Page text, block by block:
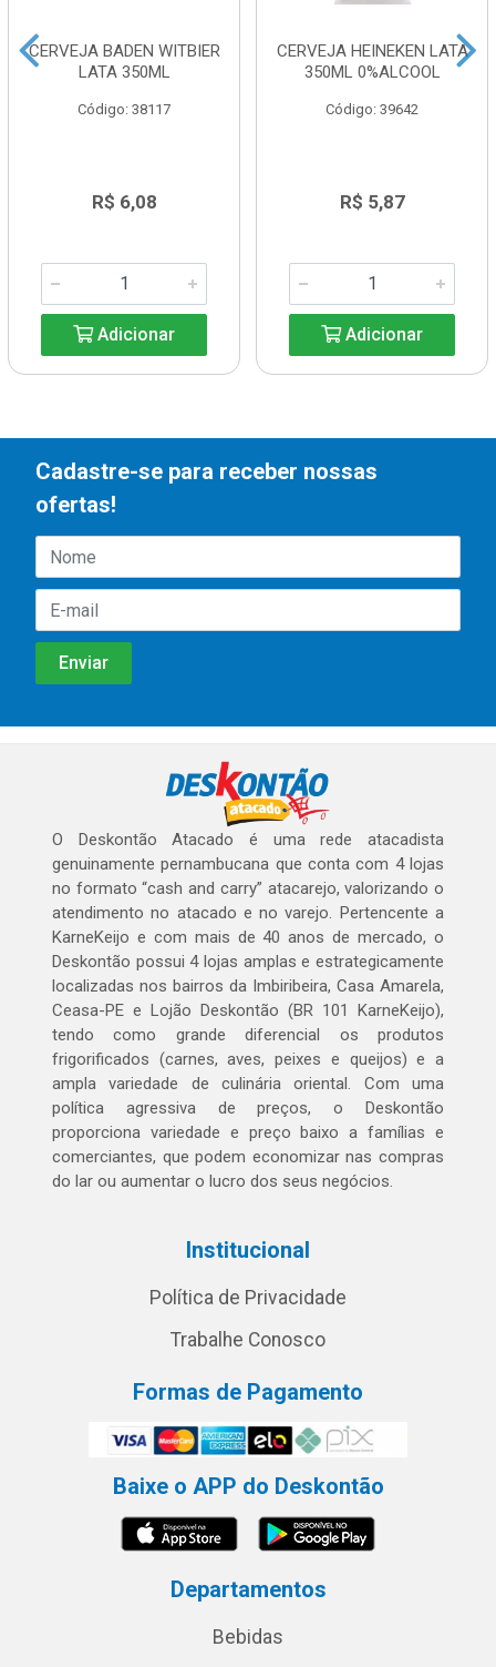
CERVEJA BADEN WITBIER
LATA 350ML
Código: 38117
R$ 6,08
Adicionar
CERVEJA HEINEKEN LATA
350ML 0%ALCOOL
Código: 39642
R$ 5,87
Adicionar
Cadastre-se para receber nossas
ofertas!
O Deskontão Atacado é uma rede atacadista
genuinamente pernambucana que conta com 4 lojas
no formato “cash and carry” atacarejo, valorizando o
atendimento no atacado e no varejo. Pertencente a
KarneKeijo e com mais de 40 anos de mercado, o
Deskontão possui 4 lojas amplas e estrategicamente
localizadas nos bairros da Imbiribeira, Casa Amarela,
Ceasa-PE e Lojão Deskontão (BR 101 KarneKeijo),
tendo como grande diferencial os produtos
frigorificados (carnes, aves, peixes e queijos) e a
ampla variedade de culinária oriental. Com uma
política agressiva de preços, o Deskontão
proporciona variedade e preço baixo a famílias e
comerciantes, que podem economizar nas compras
do lar ou aumentar o lucro dos seus negócios.
Institucional
Política de Privacidade
Trabalhe Conosco
Formas de Pagamento
Baixe o APP do Deskontão
Departamentos
Bebidas